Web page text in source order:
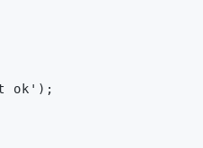
ok');